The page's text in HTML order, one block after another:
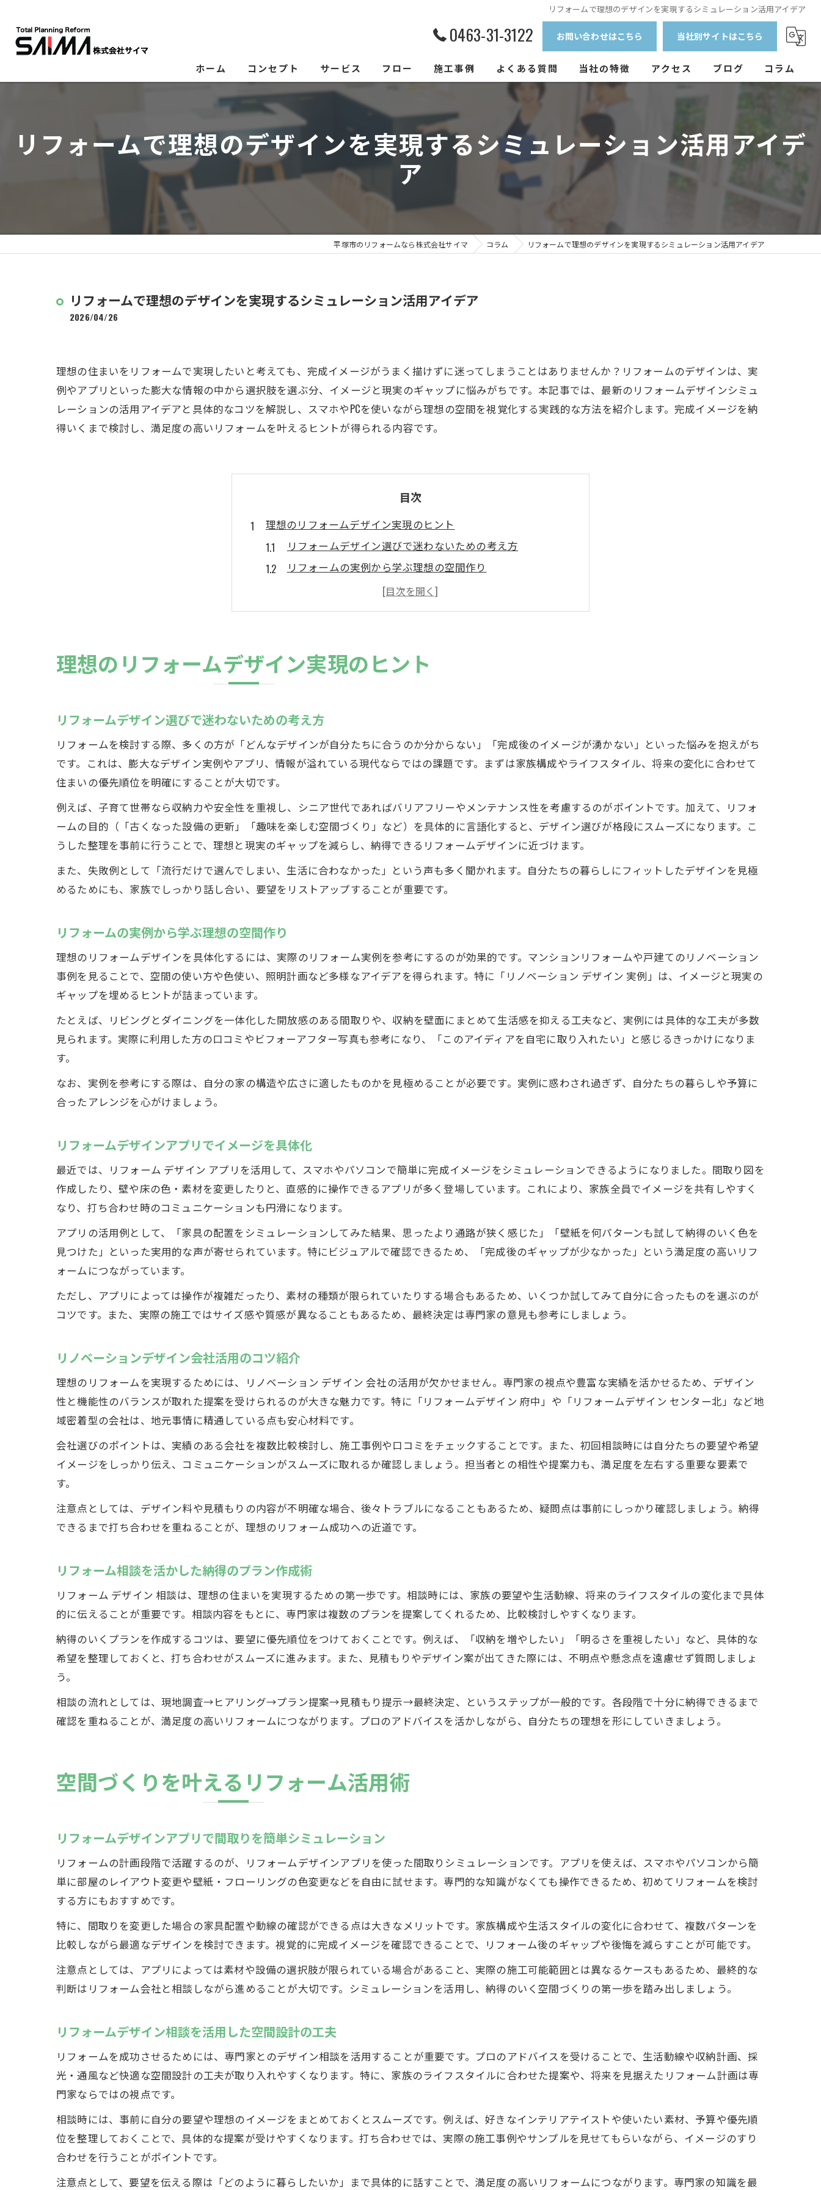
リフォームで理想のデザインを実現するシミュレーション活用アイデア
0463-31-3122 お問い合わせはこちら 当社別サイトはこちら
ホーム コンセプト サービス フロー 施工事例 よくある質問 当社の特徴
外壁塗装
防水工事
マンション
アパート
アクセス ブログ コラム
リフォームで理想のデザインを実現するシミュレーション活用アイデ
ア
平塚市のリフォームなら株式会社サイマ コラム リフォームで理想のデザインを実現するシミュレーション活用アイデア
リフォームで理想のデザインを実現するシミュレーション活用アイデア
2026/04/26
理想の住まいをリフォームで実現したいと考えても、完成イメージがうまく描けずに迷ってしまうことはありませんか？リフォームのデザインは、実
例やアプリといった膨大な情報の中から選択肢を選ぶ分、イメージと現実のギャップに悩みがちです。本記事では、最新のリフォームデザインシミュ
レーションの活用アイデアと具体的なコツを解説し、スマホやPCを使いながら理想の空間を視覚化する実践的な方法を紹介します。完成イメージを納
得いくまで検討し、満足度の高いリフォームを叶えるヒントが得られる内容です。
目次
理想のリフォームデザイン実現のヒント
リフォームデザイン選びで迷わないための考え方
リフォームの実例から学ぶ理想の空間作り
リフォームデザインアプリでイメージを具体化
リノベーションデザイン会社活用のコツ紹介
空間づくりを叶えるリフォーム活用術
リフォームデザインアプリで間取りを簡単シミュレーション
実例を参考にリノベーションデザインを取り入れる
リフォームで叶えるおしゃれなマンション空間
リフォーム会社との打ち合わせポイントまとめ
リフォームデザインを成功へ導くコツ
リフォームデザイン相談で希望を明確に伝える方法
リフォームデザインアプリ活用の実践テクニック
リノベーションデザイン会社選びの判断ポイント
マンションリフォームならではのデザイン工夫例
実例から学ぶ失敗しないリフォームの進め方
人気のリフォームデザインアプリ比較と活用方法
リフォーム事例をアプリで手軽に検索・参考にするコツ
リフォームデザイン相談をアプリで効率化する方法
マンションにも映えるリフォームの魅力
リフォームデザインアプリでマンションの間取りを工夫
リノベーションデザイン会社選びで失敗しない方法
デザイン相談で安心できるリフォーム方法
リフォームデザイン相談の準備と進め方を徹底解説
リフォーム会社とのデザイン打ち合わせ成功の秘訣
リフォームデザインアプリを使った相談事例の紹介
リノベーションデザイン会社との連携で理想を実現
理想のリフォームデザイン実現のヒント
リフォームデザイン選びで迷わないための考え方
リフォームを検討する際、多くの方が「どんなデザインが自分たちに合うのか分からない」「完成後のイメージが湧かない」といった悩みを抱えがち
です。これは、膨大なデザイン実例やアプリ、情報が溢れている現代ならではの課題です。まずは家族構成やライフスタイル、将来の変化に合わせて
住まいの優先順位を明確にすることが大切です。
例えば、子育て世帯なら収納力や安全性を重視し、シニア世代であればバリアフリーやメンテナンス性を考慮するのがポイントです。加えて、リフォ
ームの目的（「古くなった設備の更新」「趣味を楽しむ空間づくり」など）を具体的に言語化すると、デザイン選びが格段にスムーズになります。こ
うした整理を事前に行うことで、理想と現実のギャップを減らし、納得できるリフォームデザインに近づけます。
また、失敗例として「流行だけで選んでしまい、生活に合わなかった」という声も多く聞かれます。自分たちの暮らしにフィットしたデザインを見極
めるためにも、家族でしっかり話し合い、要望をリストアップすることが重要です。
リフォームの実例から学ぶ理想の空間作り
理想のリフォームデザインを具体化するには、実際のリフォーム実例を参考にするのが効果的です。マンションリフォームや戸建てのリノベーション
事例を見ることで、空間の使い方や色使い、照明計画など多様なアイデアを得られます。特に「リノベーション デザイン 実例」は、イメージと現実の
ギャップを埋めるヒントが詰まっています。
たとえば、リビングとダイニングを一体化した開放感のある間取りや、収納を壁面にまとめて生活感を抑える工夫など、実例には具体的な工夫が多数
見られます。実際に利用した方の口コミやビフォーアフター写真も参考になり、「このアイディアを自宅に取り入れたい」と感じるきっかけになりま
す。
なお、実例を参考にする際は、自分の家の構造や広さに適したものかを見極めることが必要です。実例に惑わされ過ぎず、自分たちの暮らしや予算に
合ったアレンジを心がけましょう。
リフォームデザインアプリでイメージを具体化
最近では、リフォーム デザイン アプリを活用して、スマホやパソコンで簡単に完成イメージをシミュレーションできるようになりました。間取り図を
作成したり、壁や床の色・素材を変更したりと、直感的に操作できるアプリが多く登場しています。これにより、家族全員でイメージを共有しやすく
なり、打ち合わせ時のコミュニケーションも円滑になります。
アプリの活用例として、「家具の配置をシミュレーションしてみた結果、思ったより通路が狭く感じた」「壁紙を何パターンも試して納得のいく色を
見つけた」といった実用的な声が寄せられています。特にビジュアルで確認できるため、「完成後のギャップが少なかった」という満足度の高いリフ
ォームにつながっています。
ただし、アプリによっては操作が複雑だったり、素材の種類が限られていたりする場合もあるため、いくつか試してみて自分に合ったものを選ぶのが
コツです。また、実際の施工ではサイズ感や質感が異なることもあるため、最終決定は専門家の意見も参考にしましょう。
リノベーションデザイン会社活用のコツ紹介
理想のリフォームを実現するためには、リノベーション デザイン 会社の活用が欠かせません。専門家の視点や豊富な実績を活かせるため、デザイン
性と機能性のバランスが取れた提案を受けられるのが大きな魅力です。特に「リフォームデザイン 府中」や「リフォームデザイン センター北」など地
域密着型の会社は、地元事情に精通している点も安心材料です。
会社選びのポイントは、実績のある会社を複数比較検討し、施工事例や口コミをチェックすることです。また、初回相談時には自分たちの要望や希望
イメージをしっかり伝え、コミュニケーションがスムーズに取れるか確認しましょう。担当者との相性や提案力も、満足度を左右する重要な要素で
す。
注意点としては、デザイン料や見積もりの内容が不明確な場合、後々トラブルになることもあるため、疑問点は事前にしっかり確認しましょう。納得
できるまで打ち合わせを重ねることが、理想のリフォーム成功への近道です。
リフォーム相談を活かした納得のプラン作成術
リフォーム デザイン 相談は、理想の住まいを実現するための第一歩です。相談時には、家族の要望や生活動線、将来のライフスタイルの変化まで具体
的に伝えることが重要です。相談内容をもとに、専門家は複数のプランを提案してくれるため、比較検討しやすくなります。
納得のいくプランを作成するコツは、要望に優先順位をつけておくことです。例えば、「収納を増やしたい」「明るさを重視したい」など、具体的な
希望を整理しておくと、打ち合わせがスムーズに進みます。また、見積もりやデザイン案が出てきた際には、不明点や懸念点を遠慮せず質問しましょ
う。
相談の流れとしては、現地調査→ヒアリング→プラン提案→見積もり提示→最終決定、というステップが一般的です。各段階で十分に納得できるまで
確認を重ねることが、満足度の高いリフォームにつながります。プロのアドバイスを活かしながら、自分たちの理想を形にしていきましょう。
空間づくりを叶えるリフォーム活用術
リフォームデザインアプリで間取りを簡単シミュレーション
リフォームの計画段階で活躍するのが、リフォームデザインアプリを使った間取りシミュレーションです。アプリを使えば、スマホやパソコンから簡
単に部屋のレイアウト変更や壁紙・フローリングの色変更などを自由に試せます。専門的な知識がなくても操作できるため、初めてリフォームを検討
する方にもおすすめです。
特に、間取りを変更した場合の家具配置や動線の確認ができる点は大きなメリットです。家族構成や生活スタイルの変化に合わせて、複数パターンを
比較しながら最適なデザインを検討できます。視覚的に完成イメージを確認できることで、リフォーム後のギャップや後悔を減らすことが可能です。
注意点としては、アプリによっては素材や設備の選択肢が限られている場合があること、実際の施工可能範囲とは異なるケースもあるため、最終的な
判断はリフォーム会社と相談しながら進めることが大切です。シミュレーションを活用し、納得のいく空間づくりの第一歩を踏み出しましょう。
リフォームデザイン相談を活用した空間設計の工夫
リフォームを成功させるためには、専門家とのデザイン相談を活用することが重要です。プロのアドバイスを受けることで、生活動線や収納計画、採
光・通風など快適な空間設計の工夫が取り入れやすくなります。特に、家族のライフスタイルに合わせた提案や、将来を見据えたリフォーム計画は専
門家ならではの視点です。
相談時には、事前に自分の要望や理想のイメージをまとめておくとスムーズです。例えば、好きなインテリアテイストや使いたい素材、予算や優先順
位を整理しておくことで、具体的な提案が受けやすくなります。打ち合わせでは、実際の施工事例やサンプルを見せてもらいながら、イメージのすり
合わせを行うことがポイントです。
注意点として、要望を伝える際は「どのように暮らしたいか」まで具体的に話すことで、満足度の高いリフォームにつながります。専門家の知識を最